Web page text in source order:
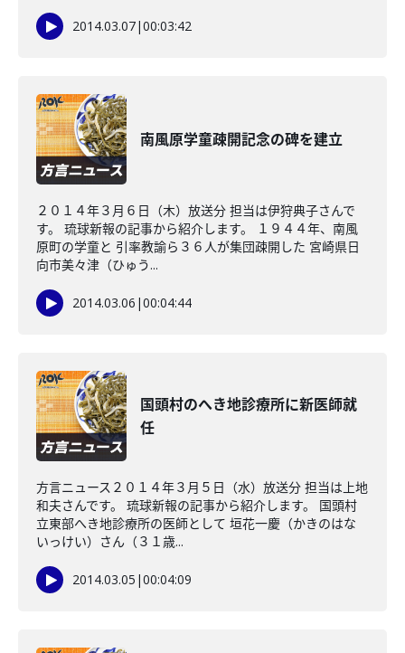
2014.03.07|00:03:42
南風原学童疎開記念の碑を建立
２０１４年３月６日（木）放送分 担当は伊狩典子さんで
す。 琉球新報の記事から紹介します。 １９４４年、南風
原町の学童と 引率教諭ら３６人が集団疎開した 宮崎県日
向市美々津（ひゅう...
2014.03.06 |00:04:44
国頭村のへき地診療所に新医師就
任
方言ニュース２０１４年３月５日（水）放送分 担当は上地
和夫さんです。 琉球新報の記事から紹介します。 国頭村
立東部へき地診療所の医師として 垣花一慶（かきのはな
いっけい）さん（３１歳...
2014.03.05 |00:04:09